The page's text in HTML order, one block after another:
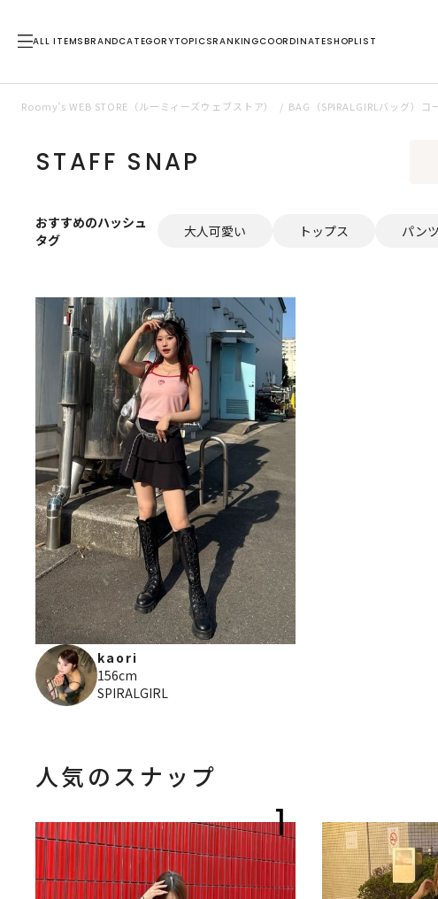
ALL ITEMSBRANDCATEGORYTOPICSRANKINGCOORDINATESHOPLIST
Roomy’s WEB STORE（ルーミィーズウェブストア） BAG（SPIRALGIRLバッグ）コ
STAFF SNAP
おすすめのハッシュ
タグ
大人可愛い トップス パンツ
kaori
156cm
SPIRALGIRL
人気のスナップ
1